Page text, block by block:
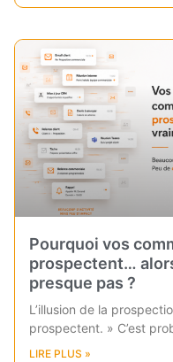
Pourquoi vos
prospectent…
presque pas ?
L’illusion de la
prospectent. » C’est
LIRE PLUS »